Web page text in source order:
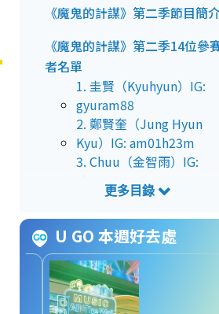
《魔鬼的計謀》第二季節目簡
《魔鬼的計謀》第二季14位參
者名單
1. 圭賢（Kyuhyun）IG:
gyuram88
2. 鄭賢奎（Jung Hyun
Kyu）IG: am01h23m
3. Chuu（金智雨）IG:
chuuo3o
4. 賈斯汀閔（Justin H.
Min）IG: justinmin
5. 李世乭 又譯: 李世石
（Lee Se Dol）IG:
saedollee
6. 尹邵熙（Yoon So Hee）
U GO 本週好去處